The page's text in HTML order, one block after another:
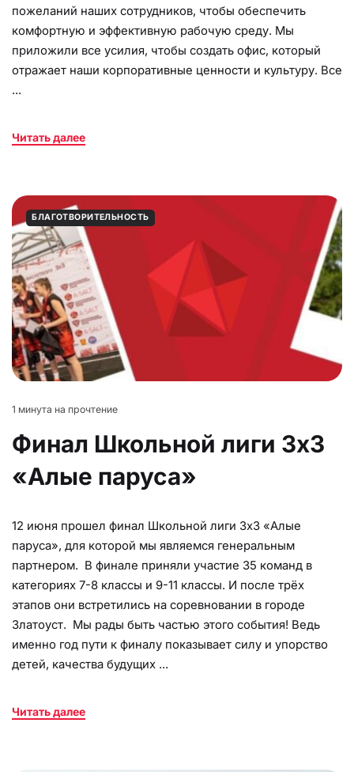
пожеланий наших сотрудников, чтобы обеспечить
комфортную и эффективную рабочую среду. Мы
приложили все усилия, чтобы создать офис, который
отражает наши корпоративные ценности и культуру. Все
...
Читать далее
БЛАГОТВОРИТЕЛЬНОСТЬ
1 минута на прочтение
Финал Школьной лиги 3х3
«Алые паруса»
12 июня прошел финал Школьной лиги 3х3 «Алые
паруса», для которой мы являемся генеральным
партнером. В финале приняли участие 35 команд в
категориях 7-8 классы и 9-11 классы. И после трёх
этапов они встретились на соревновании в городе
Златоуст. Мы рады быть частью этого события! Ведь
именно год пути к финалу показывает силу и упорство
детей, качества будущих ...
Читать далее